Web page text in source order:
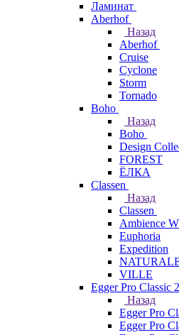
Ламинат
Aberhof
Назад
Aberhof
Cruise
Cyclone
Storm
Tornado
Boho
Назад
Boho
Design
FOREST
ЁЛКА
Classen
Назад
Classen
Ambience
Euphoria
Expedition
VILLE
Egger Pro Classic
Назад
Egger Pro
Egger Pro